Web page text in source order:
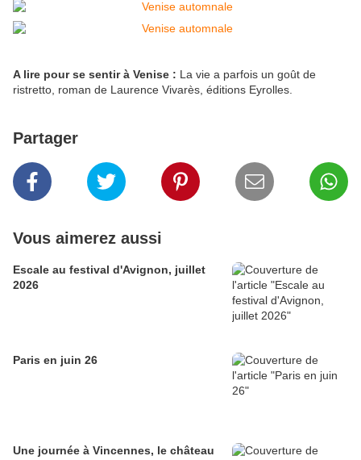
A lire pour se sentir à Venise : La vie a parfois un goût de
ristretto, roman de Laurence Vivarès, éditions Eyrolles.
Partager
Vous aimerez aussi
Escale au festival d'Avignon, juillet
2026
Paris en juin 26
Une journée à Vincennes, le château